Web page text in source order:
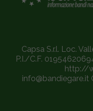
Capsa S.r.l. Loc.
P.I./C.F.
http://